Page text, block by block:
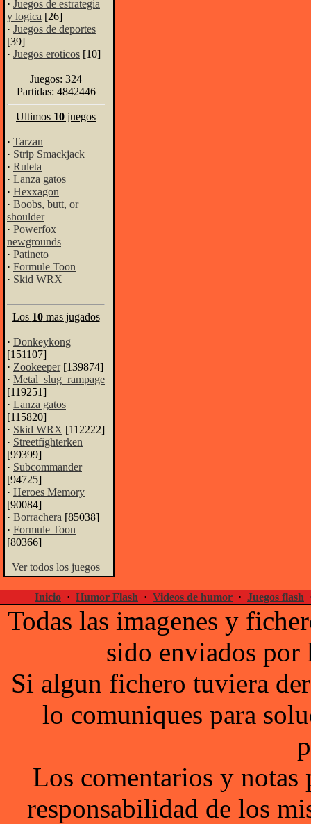
· Juegos de estrategia
y logica [26]
· Juegos de deportes
[39]
· Juegos eroticos [10]
Juegos: 324
Partidas: 4842446
Ultimos 10 juegos
· Tarzan
· Strip Smackjack
· Ruleta
· Lanza gatos
· Hexxagon
· Boobs, butt, or
shoulder
· Powerfox
newgrounds
· Patineto
· Formule Toon
· Skid WRX
Los 10mas jugados
· Donkeykong
[151107]
· Zookeeper[139874]
· Metal_slug_rampage
[119251]
· Lanza gatos
[115820]
· Skid WRX [112222]
· Streetfighterken
[99399]
· Subcommander
[94725]
· Heroes Memory
[90084]
· Borrachera [85038]
· Formule Toon
[80366]
Ver todos los juegos
Inicio · Humor Flash · Videos de humor · Juegos flash
Todas las imagenes y
sido enviados por
Si algun fichero tuviera
lo comuniques para
Los comentarios y notas
responsabilidad de los